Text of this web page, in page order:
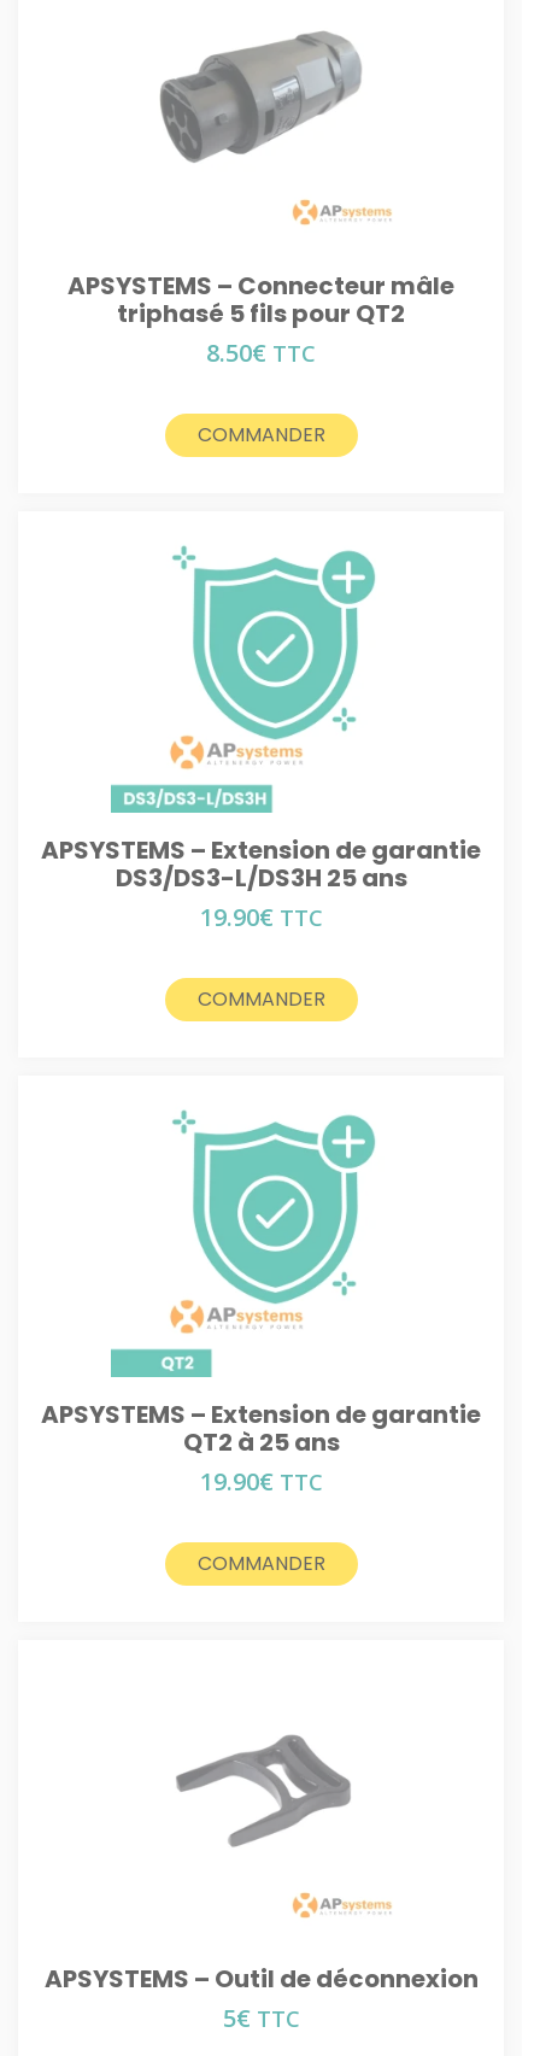
APSYSTEMS – Connecteur mâle
triphasé 5 fils pour QT2
8.50€ TTC
COMMANDER
APSYSTEMS – Extension de garantie
DS3/DS3-L/DS3H 25 ans
19.90€ TTC
COMMANDER
APSYSTEMS – Extension de garantie
QT2 à 25 ans
19.90€ TTC
COMMANDER
APSYSTEMS – Outil de déconnexion
5€ TTC